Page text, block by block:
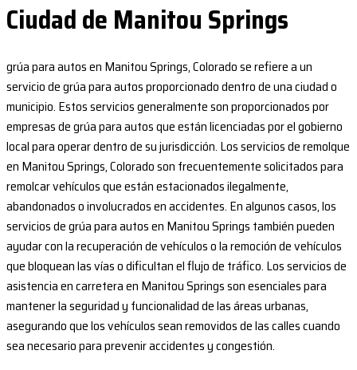
Ciudad de Manitou Springs
grúa para autos en Manitou Springs, Colorado se refiere a un
servicio de grúa para autos proporcionado dentro de una ciudad o
municipio. Estos servicios generalmente son proporcionados por
empresas de grúa para autos que están licenciadas por el gobierno
local para operar dentro de su jurisdicción. Los servicios de remolque
en Manitou Springs, Colorado son frecuentemente solicitados para
remolcar vehículos que están estacionados ilegalmente,
abandonados o involucrados en accidentes. En algunos casos, los
servicios de grúa para autos en Manitou Springs también pueden
ayudar con la recuperación de vehículos o la remoción de vehículos
que bloquean las vías o dificultan el flujo de tráfico. Los servicios de
asistencia en carretera en Manitou Springs son esenciales para
mantener la seguridad y funcionalidad de las áreas urbanas,
asegurando que los vehículos sean removidos de las calles cuando
sea necesario para prevenir accidentes y congestión.